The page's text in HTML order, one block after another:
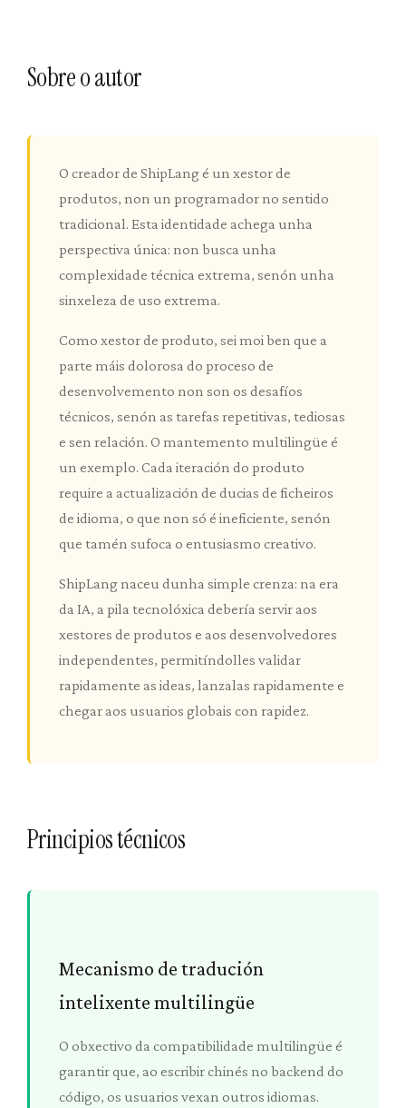
Sobre o autor
O creador de ShipLang é un xestor de
produtos, non un programador no sentido
tradicional. Esta identidade achega unha
perspectiva única: non busca unha
complexidade técnica extrema, senón unha
sinxeleza de uso extrema.
Como xestor de produto, sei moi ben que a
parte máis dolorosa do proceso de
desenvolvemento non son os desafíos
técnicos, senón as tarefas repetitivas, tediosas
e sen relación. O mantemento multilingüe é
un exemplo. Cada iteración do produto
require a actualización de ducias de ficheiros
de idioma, o que non só é ineficiente, senón
que tamén sufoca o entusiasmo creativo.
ShipLang naceu dunha simple crenza: na era
da IA, a pila tecnolóxica debería servir aos
xestores de produtos e aos desenvolvedores
independentes, permitíndolles validar
rapidamente as ideas, lanzalas rapidamente e
chegar aos usuarios globais con rapidez.
Principios técnicos
Mecanismo de tradución
intelixente multilingüe
O obxectivo da compatibilidade multilingüe é
garantir que, ao escribir chinés no backend do
código, os usuarios vexan outros idiomas.